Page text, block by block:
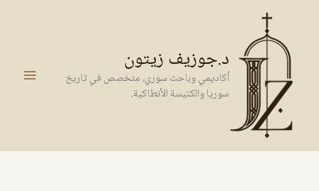
المحتوى
د.جوزيف زيتون
أكاديمي وباحث سوري، متخصص في تاريخ
سوريا والكنيسة الأنطاكية.